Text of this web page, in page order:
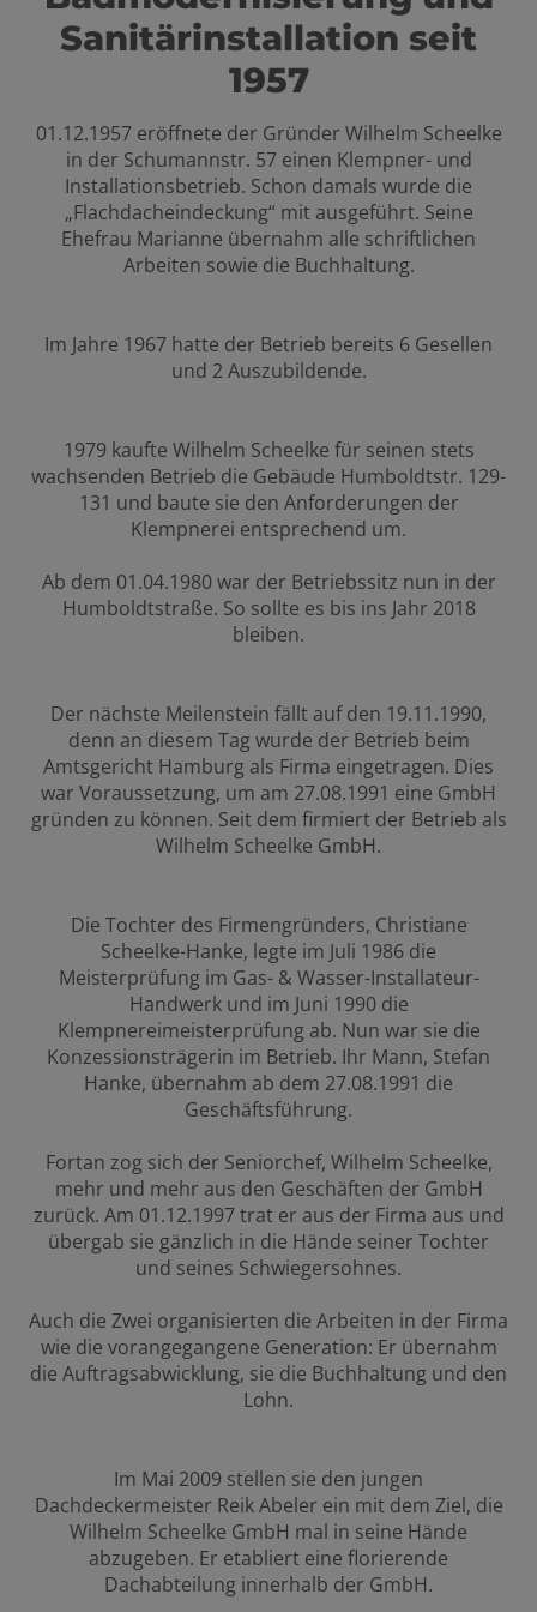
Sanitärinstallation seit
1957
01.12.1957 eröffnete der Gründer Wilhelm Scheelke
in der Schumannstr. 57 einen Klempner- und
Installationsbetrieb. Schon damals wurde die
„Flachdacheindeckung“ mit ausgeführt. Seine
Ehefrau Marianne übernahm alle schriftlichen
Arbeiten sowie die Buchhaltung.
Im Jahre 1967 hatte der Betrieb bereits 6 Gesellen
und 2 Auszubildende.
1979 kaufte Wilhelm Scheelke für seinen stets
wachsenden Betrieb die Gebäude Humboldtstr. 129-
131 und baute sie den Anforderungen der
Klempnerei entsprechend um.
Ab dem 01.04.1980 war der Betriebssitz nun in der
Humboldtstraße. So sollte es bis ins Jahr 2018
bleiben.
Der nächste Meilenstein fällt auf den 19.11.1990,
denn an diesem Tag wurde der Betrieb beim
Amtsgericht Hamburg als Firma eingetragen. Dies
war Voraussetzung, um am 27.08.1991 eine GmbH
gründen zu können. Seit dem firmiert der Betrieb als
Wilhelm Scheelke GmbH.
Die Tochter des Firmengründers, Christiane
Scheelke-Hanke, legte im Juli 1986 die
Meisterprüfung im Gas- & Wasser-Installateur-
Handwerk und im Juni 1990 die
Klempnereimeisterprüfung ab. Nun war sie die
Konzessionsträgerin im Betrieb. Ihr Mann, Stefan
Hanke, übernahm ab dem 27.08.1991 die
Geschäftsführung.
Fortan zog sich der Seniorchef, Wilhelm Scheelke,
mehr und mehr aus den Geschäften der GmbH
zurück. Am 01.12.1997 trat er aus der Firma aus und
übergab sie gänzlich in die Hände seiner Tochter
und seines Schwiegersohnes.
Auch die Zwei organisierten die Arbeiten in der Firma
wie die vorangegangene Generation: Er übernahm
die Auftragsabwicklung, sie die Buchhaltung und den
Lohn.
Im Mai 2009 stellen sie den jungen
Dachdeckermeister Reik Abeler ein mit dem Ziel, die
Wilhelm Scheelke GmbH mal in seine Hände
abzugeben. Er etabliert eine florierende
Dachabteilung innerhalb der GmbH.